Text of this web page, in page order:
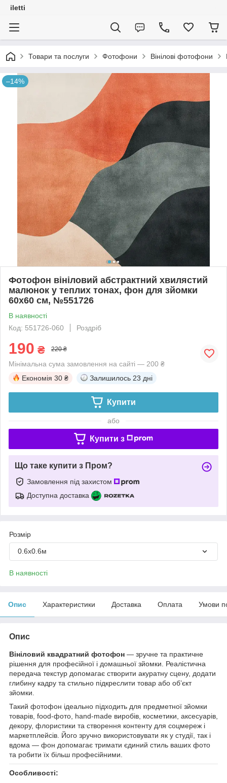
iletti
Товари та послуги Фотофони Вінілові фотофони
–14%
Фотофон вініловий абстрактний хвилястий
малюнок у теплих тонах, фон для зйомки
60x60 см, №551726
В наявності
Код: 551726-060
Роздріб
190 ₴ 220 ₴
Мінімальна сума замовлення на сайті — 200 ₴
Економія 30 ₴ Залишилось 23 дні
Купити
або
Купити з
Що таке купити з Пром?
Замовлення під захистом
Доступна доставка
Розмір
0.6х0.6м
В наявності
Опис Характеристики Доставка Оплата Умови
Опис
Вініловий квадратний фотофон — зручне та практичне
рішення для професійної і домашньої зйомки. Реалістична
передача текстур допомагає створити акуратну сцену, додати
глибину кадру та стильно підкреслити товар або об’єкт
зйомки.
Такий фотофон ідеально підходить для предметної зйомки
товарів, food-фото, hand-made виробів, косметики, аксесуарів,
декору, флористики та створення контенту для соцмереж і
маркетплейсів. Його зручно використовувати як у студії, так і
вдома — фон допомагає тримати єдиний стиль ваших фото
та робити їх більш професійними.
Особливості: